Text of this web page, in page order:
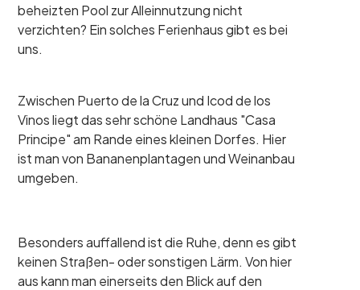
beheizten Pool zur Alleinnutzung nicht
verzichten? Ein solches Ferienhaus gibt es bei
uns.
Zwischen Puerto de la Cruz und Icod de los
Vinos liegt das sehr schöne Landhaus "Casa
Principe" am Rande eines kleinen Dorfes. Hier
ist man von Bananenplantagen und Weinanbau
umgeben.
Besonders auffallend ist die Ruhe, denn es gibt
keinen Straßen- oder sonstigen Lärm. Von hier
aus kann man einerseits den Blick auf den